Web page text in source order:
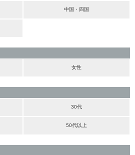
中国・四国
女性
30代
50代以上